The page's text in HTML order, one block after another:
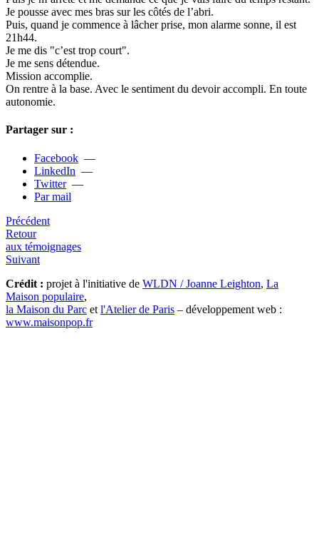
Je pousse avec mes bras sur les côtés de l’abri.
Puis, quand je com­mence à lâcher prise, mon alarme sonne, il est
21h44.
Je me dis "c’est trop court".
Je me sens déten­due.
Mission accom­plie.
On rentre à la base. Avec le sen­ti­ment du devoir accom­pli. En toute
auto­no­mie.
Partager sur :
Facebook —
LinkedIn —
Twitter—
Par mail
Précédent
Retour
aux témoignages
Suivant
Crédit : projet à l'initiative de WLDN / Joanne Leighton, La
Maison populaire,
la Maison du Parc et l'Atelier de Paris – développement web :
www.maisonpop.fr